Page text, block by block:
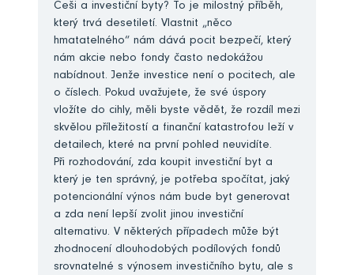
Češi a investiční byty? To je milostný příběh,
který trvá desetiletí. Vlastnit „něco
hmatatelného“ nám dává pocit bezpečí, který
nám akcie nebo fondy často nedokážou
nabídnout. Jenže investice není o pocitech, ale
o číslech. Pokud uvažujete, že své úspory
vložíte do cihly, měli byste vědět, že rozdíl mezi
skvělou příležitostí a finanční katastrofou leží v
detailech, které na první pohled neuvidíte.
Při rozhodování, zda koupit investiční byt a
který je ten správný, je potřeba spočítat, jaký
potencionální výnos nám bude byt generovat
a zda není lepší zvolit jinou investiční
alternativu. V některých případech může být
zhodnocení dlouhodobých podílových fondů
srovnatelné s výnosem investičního bytu, ale s